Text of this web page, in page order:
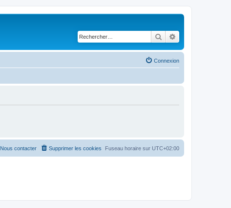
Rechercher
Connexion
Fuseau horaire sur UTC+02:00
Supprimer les cookies
Nous contacter